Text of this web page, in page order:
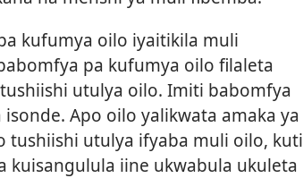
kufumya oilo iyaitikila muli
pa kufumya oilo filaleta
utulya oilo. Imiti babomfya
Apo oilo yalikwata amaka ya
tushiishi utulya ifyaba muli oilo, kuti
kuisangulula iine ukwabula ukuleta